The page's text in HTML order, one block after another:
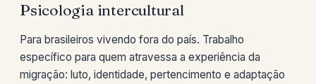
Psicologia intercultural
Para brasileiros vivendo fora do país. Trabalho
específico para quem atravessa a experiência da
migração: luto, identidade, pertencimento e adaptação